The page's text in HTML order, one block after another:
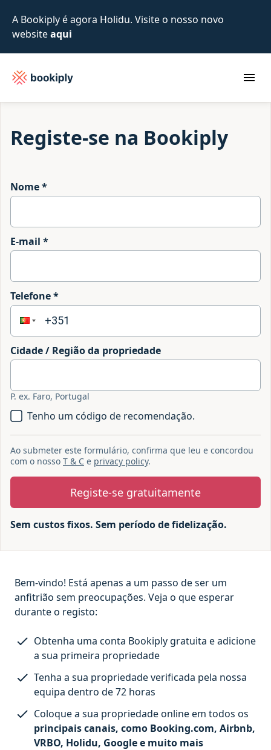
A Bookiply é agora Holidu. Visite o nosso novo
websiteaqui
Registe-se na Bookiply
Nome *
E-mail *
Telefone *
Cidade / Região da propriedade
P. ex. Faro, Portugal
Tenho um código de recomendação.
Ao submeter este formulário, confirma que leu e concordou
com o nosso T & C e privacy policy.
Registe-se gratuitamente
Sem custos fixos. Sem período de fidelização.
Bem-vindo! Está apenas a um passo de ser um
anfitrião sem preocupações. Veja o que esperar
durante o registo:
Obtenha uma conta Bookiply gratuita e adicione
a sua primeira propriedade
Tenha a sua propriedade verificada pela nossa
equipa dentro de 72 horas
Coloque a sua propriedade online em todos os
principais canais, como Booking.com, Airbnb,
VRBO, Holidu, Google e muito mais